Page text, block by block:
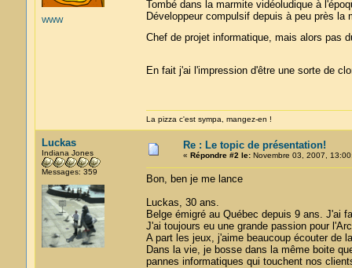
WWW
Tombé dans la marmite vidéoludique à
Développeur compulsif depuis à peu près
Chef de projet informatique, mais alors pas
En fait j'ai l'impression d'être une sorte de
La pizza c'est sympa, mangez-en !
Luckas
Indiana Jones
Messages: 359
Re : Le topic de présentation!
« Répondre #2 le:Novembre 03, 2007,
Bon, ben je me lance
Luckas, 30 ans.
Belge émigré au Québec depuis 9 ans. J'ai
J'ai toujours eu une grande passion pour
A part les jeux, j'aime beaucoup écouter de
Dans la vie, je bosse dans la même boite
pannes informatiques qui touchent nos